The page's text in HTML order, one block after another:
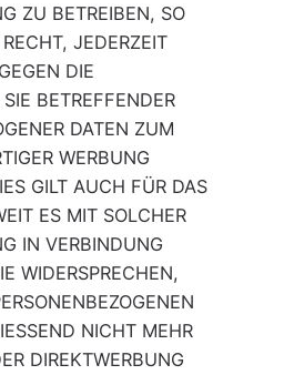
ZU BETREIBEN, SO
JEDERZEIT
DIE
BETREFFENDER
DATEN ZUM
WERBUNG
GILT AUCH FÜR DAS
ES MIT SOLCHER
IN VERBINDUNG
WIDERSPRECHEN,
NICHT MEHR
DIREKTWERBUNG